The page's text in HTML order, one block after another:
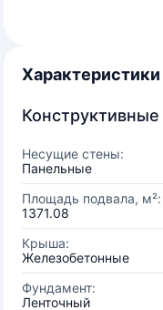
Характеристики
Несущие стены:
Панельные
Площадь подвала, м²:
1371.08
Крыша:
Железобетонные
Фундамент:
Ленточный